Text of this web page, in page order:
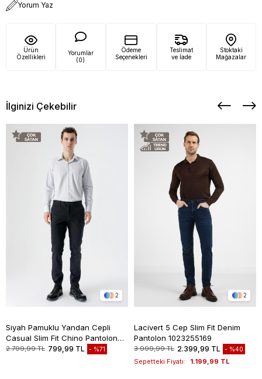
Yorum Yaz
Ürün
Özellikleri
Yorumlar
(0)
Ödeme
Seçenekleri
Teslimat
ve İade
Stoktaki
Mağazalar
İlginizi Çekebilir
2
Siyah Pamuklu Yandan Cepli
Casual Slim Fit Chino Pantolon
1003235117
2.799,99 TL 799,99 TL %71
2
Lacivert 5 Cep Slim Fit Denim
Pantolon 1023255169
3.999,99 TL 2.399,99 TL %40
Sepetteki Fiyatı: 1.199,99 TL